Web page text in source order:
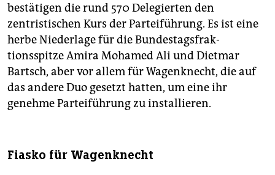
bestätigen die rund 570 Delegierten den
zentristischen Kurs der Parteiführung. Es ist eine
herbe Niederlage für die Bundestagsfrak­
tionsspitze Amira Mohamed Ali und Dietmar
Bartsch, aber vor allem für Wagenknecht, die auf
das andere Duo gesetzt hatten, um eine ihr
genehme Parteiführung zu installieren.
Fiasko für Wagenknecht